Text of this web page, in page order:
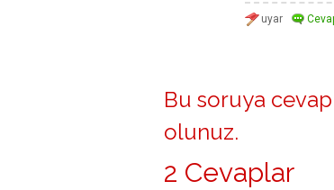
Bu soruya
olunuz.
2 Cevaplar